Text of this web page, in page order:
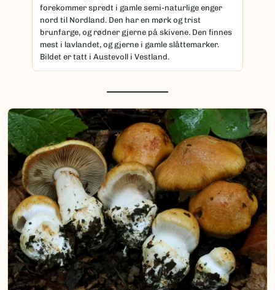
forekommer spredt i gamle semi-naturlige enger
nord til Nordland. Den har en mørk og trist
brunfarge, og rødner gjerne på skivene. Den finnes
mest i lavlandet, og gjerne i gamle slåttemarker.
Bildet er tatt i Austevoll i Vestland.